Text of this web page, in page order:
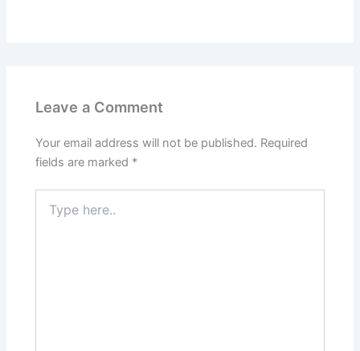
Leave a Comment
Your email address will not be published. Required
fields are marked *
here..